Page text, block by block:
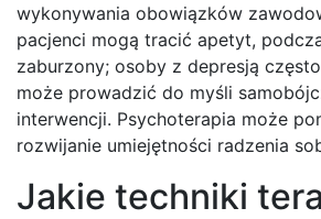
wykonywania obowiązków
pacjenci mogą tracić apetyt,
zaburzony; osoby z depresją
może prowadzić do myśli
interwencji. Psychoterapia może
rozwijanie umiejętności radzenia
Jakie techniki